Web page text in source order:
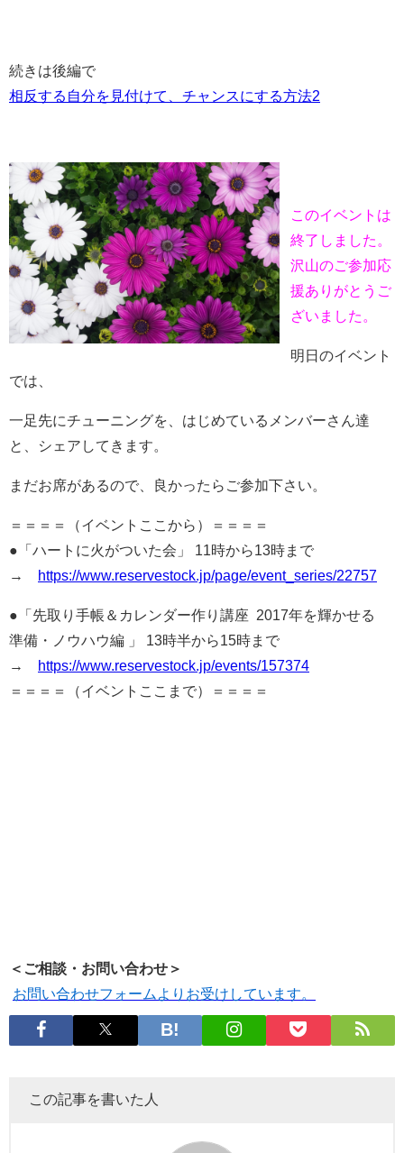
続きは後編で
相反する自分を見付けて、チャンスにする方法2
このイベントは
終了しました。
沢山のご参加応
援ありがとうご
ざいました。
明日のイベント
では、
一足先にチューニングを、はじめているメンバーさん達
と、シェアしてきます。
まだお席があるので、良かったらご参加下さい。
＝＝＝＝（イベントここから）＝＝＝＝
●「ハートに火がついた会」 11時から13時まで
→
https://www.reservestock.jp/page/event_series/22757
●「先取り手帳＆カレンダー作り講座 2017年を輝かせる
準備・ノウハウ編 」 13時半から15時まで
→
https://www.reservestock.jp/events/157374
＝＝＝＝（イベントここまで）＝＝＝＝
＜ご相談・お問い合わせ＞
お問い合わせフォームよりお受けしています。
この記事を書いた人